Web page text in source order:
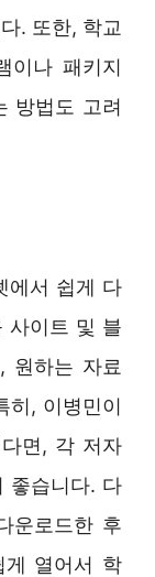
. 또한, 학교
이나 패키지
방법도 고려
에서 쉽게 다
사이트 및 블
원하는 자료
히, 이병민이
면, 각 저자
좋습니다. 다
운로드한 후
게 열어서 학